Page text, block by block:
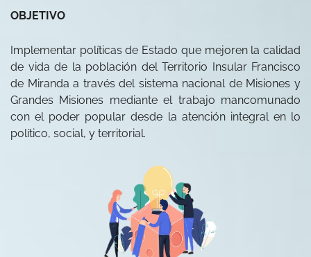
OBJETIVO
Implementar políticas de Estado que mejoren la calidad
de vida de la población del Territorio Insular Francisco
de Miranda a través del sistema nacional de Misiones y
Grandes Misiones mediante el trabajo mancomunado
con el poder popular desde la atención integral en lo
político, social, y territorial.